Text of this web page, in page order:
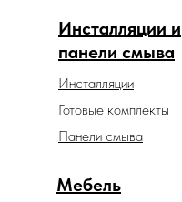
Мебель
Инсталляции и
панели смыва
Инсталляции
Готовые комплекты
Панели смыва